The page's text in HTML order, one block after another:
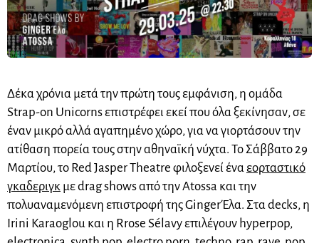
Δέκα χρόνια μετά την πρώτη τους εμφάνιση, η ομάδα
Strap-on Unicorns επιστρέφει εκεί που όλα ξεκίνησαν, σε
έναν μικρό αλλά αγαπημένο χώρο, για να γιορτάσουν την
ατίθαση πορεία τους στην αθηναϊκή νύχτα. Το Σάββατο 29
Μαρτίου, το Red Jasper Theatre φιλοξενεί έναεορταστικό
γκαδεριγκ με drag shows από την Atossa και την
πολυαναμενόμενη επιστροφή της GingerΈλα. Στα decks, η
Irini Karaoglou και η Rrose Sélavy επιλέγουν hyperpop,